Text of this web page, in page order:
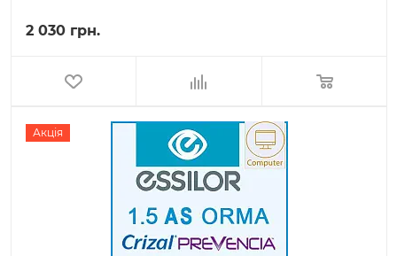
2 030 грн.
Акція